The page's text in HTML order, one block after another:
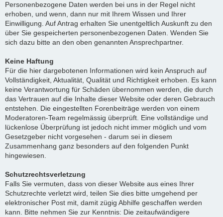
Personenbezogene Daten werden bei uns in der Regel nicht
erhoben, und wenn, dann nur mit Ihrem Wissen und Ihrer
Einwilligung. Auf Antrag erhalten Sie unentgeltlich Auskunft zu den
über Sie gespeicherten personenbezogenen Daten. Wenden Sie
sich dazu bitte an den oben genannten Ansprechpartner.
Keine Haftung
Für die hier dargebotenen Informationen wird kein Anspruch auf
Vollständigkeit, Aktualität, Qualität und Richtigkeit erhoben. Es kann
keine Verantwortung für Schäden übernommen werden, die durch
das Vertrauen auf die Inhalte dieser Website oder deren Gebrauch
entstehen. Die eingestellten Forenbeiträge werden von einem
Moderatoren-Team regelmässig überprüft. Eine vollständige und
lückenlose Überprüfung ist jedoch nicht immer möglich und vom
Gesetzgeber nicht vorgesehen - darum sei in diesem
Zusammenhang ganz besonders auf den folgenden Punkt
hingewiesen.
Schutzrechtsverletzung
Falls Sie vermuten, dass von dieser Website aus eines Ihrer
Schutzrechte verletzt wird, teilen Sie dies bitte umgehend per
elektronischer Post mit, damit zügig Abhilfe geschaffen werden
kann. Bitte nehmen Sie zur Kenntnis: Die zeitaufwändigere